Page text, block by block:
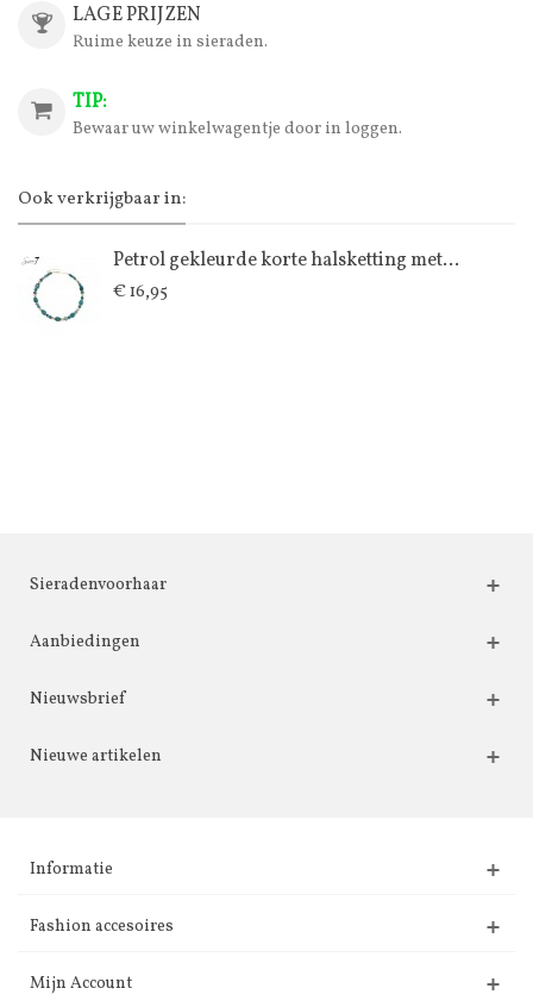
LAGE PRIJZEN
Ruime keuze in sieraden.
TIP:
Bewaar uw winkelwagentje door in loggen.
Ook verkrijgbaar in:
Petrol gekleurde korte halsketting met...
€ 16,95
Sieradenvoorhaar
Aanbiedingen
Nieuwsbrief
Nieuwe artikelen
Informatie
Fashion accesoires
Mijn Account